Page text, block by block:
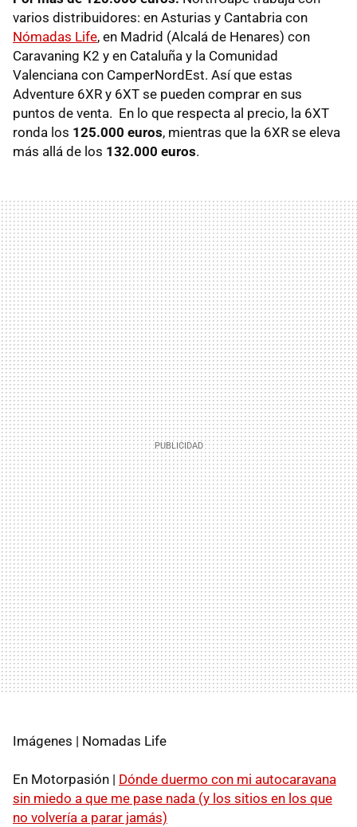
varios distribuidores: en Asturias y Cantabria con
Nómadas Life, en Madrid (Alcalá de Henares) con
Caravaning K2 y en Cataluña y la Comunidad
Valenciana con CamperNordEst. Así que estas
Adventure 6XR y 6XT se pueden comprar en sus
puntos de venta. En lo que respecta al precio, la 6XT
ronda los 125.000 euros, mientras que la 6XR se eleva
más allá de los 132.000 euros.
Imágenes | Nomadas Life
En Motorpasión | Dónde duermo con mi autocaravana
sin miedo a que me pase nada (y los sitios en los que
no volvería a parar jamás)